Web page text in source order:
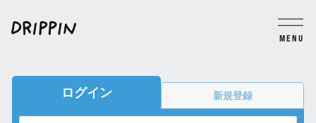
PHOTO TICKET GROUP CHAT
MENU
ログイン 新規登録